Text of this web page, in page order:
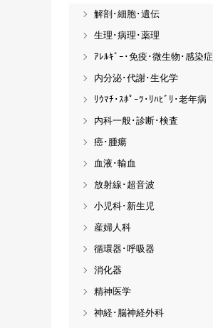
解剖･細胞･遺伝
生理･病理･薬理
ｱﾚﾙｷﾞｰ･免疫･微生物･感染症
内分泌･代謝･生化学
ﾘｳﾏﾁ･ｽﾎﾟｰﾂ･ﾘﾊﾋﾞﾘ･老年病
内科一般･診断･検査
癌･腫瘍
血液･輸血
放射線･超音波
小児科･新生児
産婦人科
循環器･呼吸器
消化器
精神医学
神経･脳神経外科